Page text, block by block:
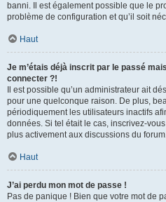
banni. Il est également possible que le
problème de configuration et qu’il soit
Haut
Je m’étais déjà inscrit par le passé
connecter ?!
Il est possible qu’un administrateur ait
pour une quelconque raison. De plus,
périodiquement les utilisateurs inactifs
données. Si tel était le cas, inscrivez-
plus activement aux discussions du
Haut
J’ai perdu mon mot de passe !
Pas de panique ! Bien que votre mot de